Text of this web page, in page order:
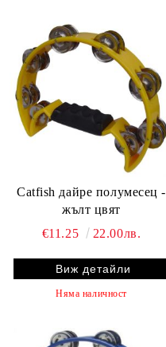
Catfish дайре полумесец -
жълт цвят
€11.25
22.00лв.
Виж детайли
Няма наличност